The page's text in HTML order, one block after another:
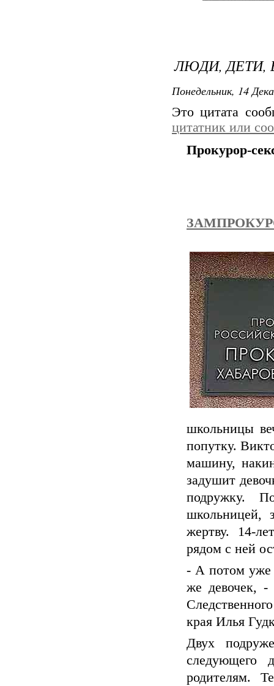
ЛЮДИ, ДЕТИ,
Понедельник, 14
Это цитата
цитатник или
Прокурор-
школьницы
попутку.
машину,
задушит
подружку.
школьницей,
жертву. 14-
рядом с ней
- А потом уже
же девочек, -
края Илья
Двух
следующего
родителям.